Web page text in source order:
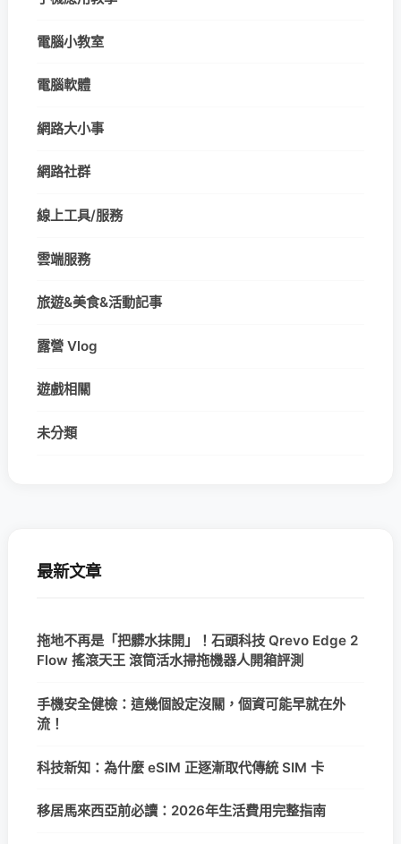
電腦小教室
電腦軟體
網路大小事
網路社群
線上工具/服務
雲端服務
旅遊&美食&活動記事
露營 Vlog
遊戲相關
未分類
最新文章
拖地不再是「把髒水抹開」！石頭科技 Qrevo Edge 2
Flow 搖滾天王 滾筒活水掃拖機器人開箱評測
手機安全健檢：這幾個設定沒關，個資可能早就在外
流！
科技新知：為什麼 eSIM 正逐漸取代傳統 SIM 卡
移居馬來西亞前必讀：2026年生活費用完整指南